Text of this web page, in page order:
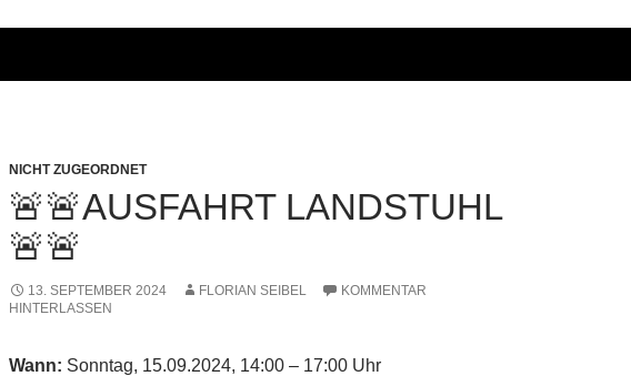
NICHT ZUGEORDNET
🚨🚨AUSFAHRT LANDSTUHL
🚨🚨
13. SEPTEMBER 2024 FLORIAN SEIBEL
KOMMENTAR
HINTERLASSEN
Wann: Sonntag, 15.09.2024, 14:00 – 17:00 Uhr